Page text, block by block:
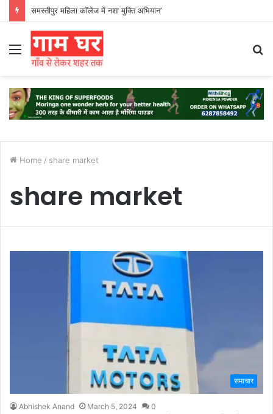
समस्तीपुर महिला कॉलेज में नशा मुक्ति अभियान’
Menu
Home / share market
share market
समाचार
Abhishek Anand March 5, 2024 0